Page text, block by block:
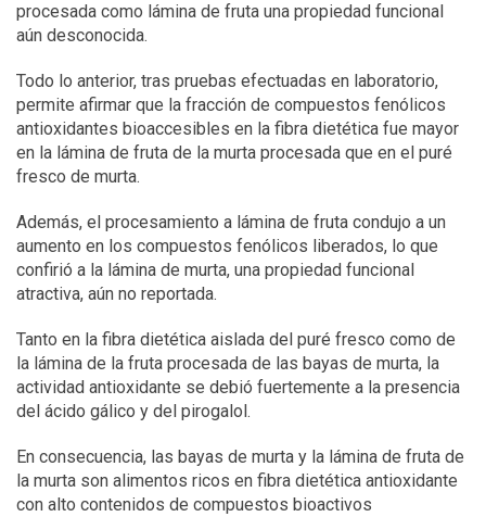
procesada como lámina de fruta una propiedad funcional
aún desconocida.
Todo lo anterior, tras pruebas efectuadas en laboratorio,
permite afirmar que la fracción de compuestos fenólicos
antioxidantes bioaccesibles en la fibra dietética fue mayor
en la lámina de fruta de la murta procesada que en el puré
fresco de murta.
Además, el procesamiento a lámina de fruta condujo a un
aumento en los compuestos fenólicos liberados, lo que
confirió a la lámina de murta, una propiedad funcional
atractiva, aún no reportada.
Tanto en la fibra dietética aislada del puré fresco como de
la lámina de la fruta procesada de las bayas de murta, la
actividad antioxidante se debió fuertemente a la presencia
del ácido gálico y del pirogalol.
En consecuencia, las bayas de murta y la lámina de fruta de
la murta son alimentos ricos en fibra dietética antioxidante
con alto contenidos de compuestos bioactivos